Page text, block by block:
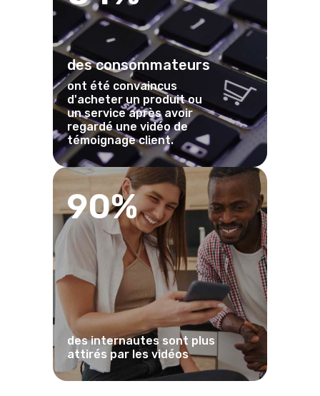
des consommateurs
ont été convaincus
d'acheter un produit ou
un service après avoir
regardé une vidéo de
témoignage client.
90%
des internautes sont plus
attirés par les vidéos